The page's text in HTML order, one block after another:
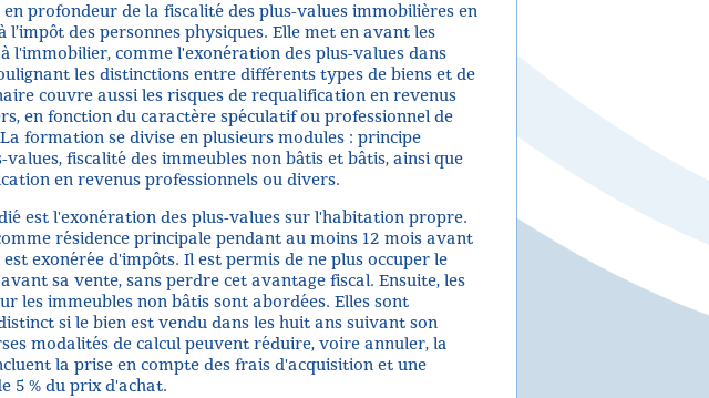
profondeur de la fiscalité des plus-values immobilières en
l’impôt des personnes physiques. Elle met en avant les
l'immobilier, comme l'exonération des plus-values dans
les distinctions entre différents types de biens et de
couvre aussi les risques de requalification en revenus
en fonction du caractère spéculatif ou professionnel de
formation se divise en plusieurs modules : principe
values, fiscalité des immeubles non bâtis et bâtis, ainsi que
en revenus professionnels ou divers.
est l'exonération des plus-values sur l'habitation propre.
résidence principale pendant au moins 12 mois avant
exonérée d'impôts. Il est permis de ne plus occuper le
sa vente, sans perdre cet avantage fiscal. Ensuite, les
les immeubles non bâtis sont abordées. Elles sont
si le bien est vendu dans les huit ans suivant son
modalités de calcul peuvent réduire, voire annuler, la
la prise en compte des frais d'acquisition et une
5 % du prix d'achat.